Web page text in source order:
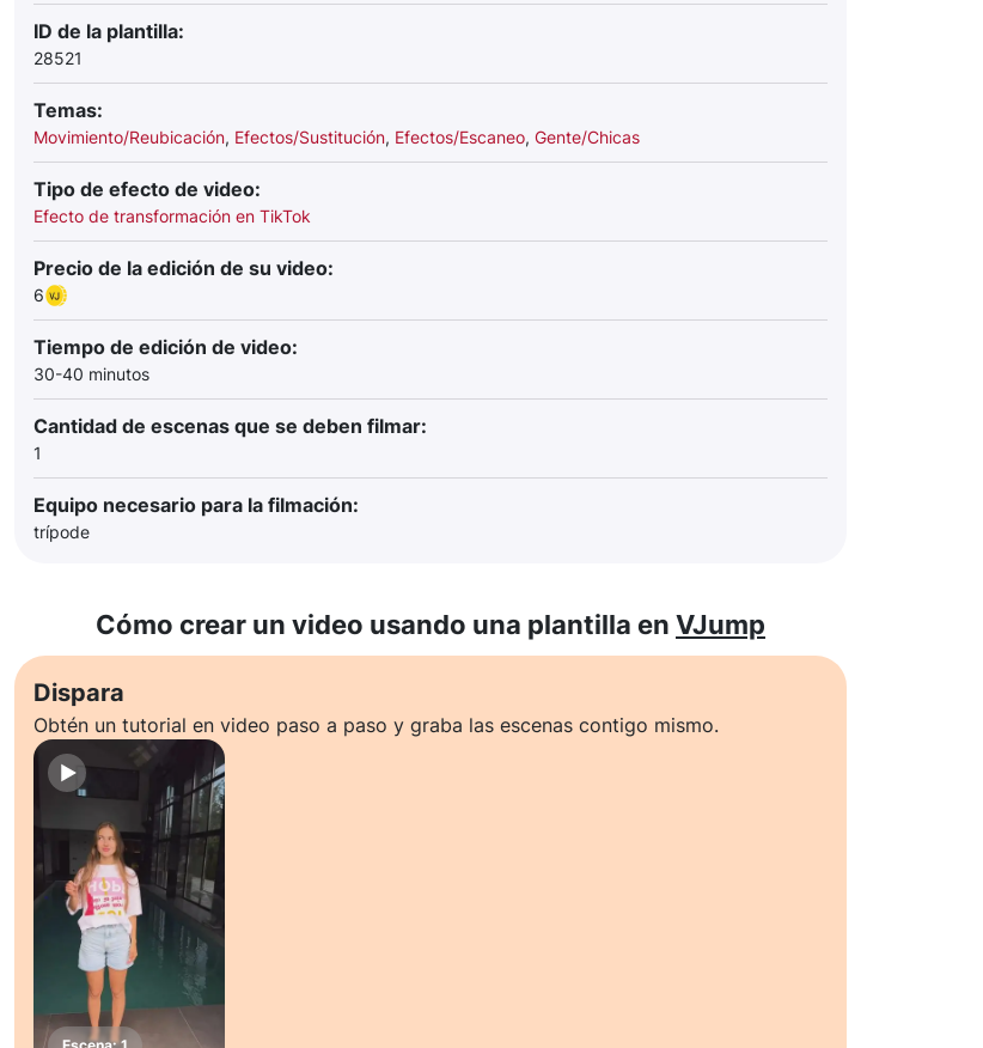
ID de la plantilla:
28521
Temas:
Movimiento/Reubicación, Efectos/Sustitución, Efectos/Escaneo, Gente/Chicas
Tipo de efecto de video:
Efecto de transformación en TikTok
Precio de la edición de su video:
6
Tiempo de edición de video:
30-40 minutos
Cantidad de escenas que se deben filmar:
1
Equipo necesario para la filmación:
trípode
Cómo crear un video usando una plantilla en VJump
Dispara
Obtén un tutorial en video paso a paso y graba las escenas contigo mismo.